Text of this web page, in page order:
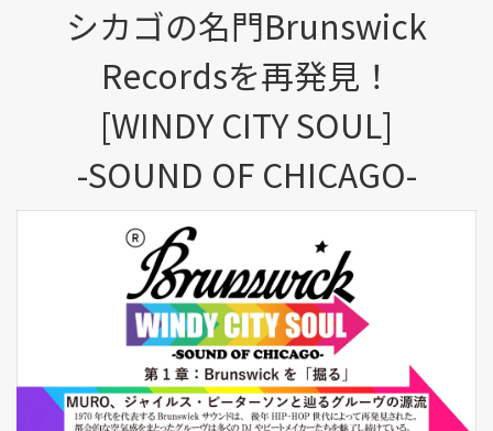
シカゴの名門Brunswick
Recordsを再発見！
[WINDY CITY SOUL]
-SOUND OF CHICAGO-